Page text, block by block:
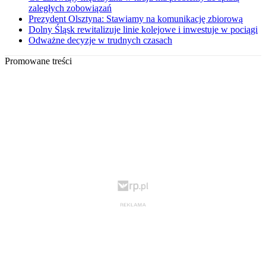
zaległych zobowiązań
Prezydent Olsztyna: Stawiamy na komunikację zbiorową
Dolny Śląsk rewitalizuje linie kolejowe i inwestuje w pociągi
Odważne decyzje w trudnych czasach
Promowane treści